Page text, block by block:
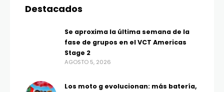
Destacados
Se aproxima la última semana de la
fase de grupos en el VCT Americas
Stage 2
AGOSTO 5, 2026
Los moto g evolucionan: más batería,